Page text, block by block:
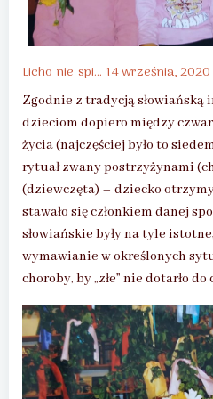
Licho_nie_spi... 14 września, 2020
Zgodnie z tradycją słowiańską
dzieciom dopiero między
życia (najczęściej było to
rytuał zwany postrzyżynami
(dziewczęta) – dziecko
stawało się członkiem danej
słowiańskie były na tyle
wymawianie w określonych
choroby, by „złe” nie dotarło